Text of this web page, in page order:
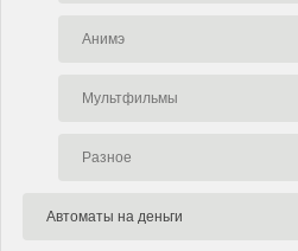
Анимэ
Мультфильмы
Разное
Автоматы на деньги